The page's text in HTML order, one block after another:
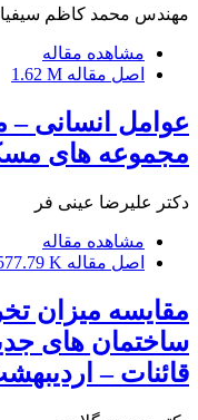
مهندس محمد کاظم
مشاهده مقاله
اصل مقاله 1.62 M
عوامل انسانی
مجموعه های
دکتر علیرضا عینی فر
مشاهده مقاله
اصل مقاله K
مقایسه میزان
ساختمان های
قائنات – اردیبهشت